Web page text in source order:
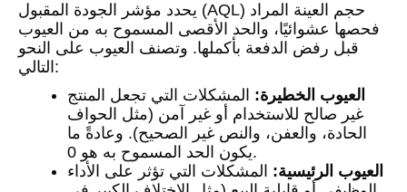
يحدد مؤشر الجودة المقبول (AQL) حجم العينة المراد
فحصها عشوائيًا، والحد الأقصى المسموح به من العيوب
قبل رفض الدفعة بأكملها. وتصنف العيوب على النحو
التالي:
العيوب الخطيرة: المشكلات التي تجعل المنتج
غير صالح للاستخدام أو غير آمن (مثل الحواف
الحادة، والعفن، والنص غير الصحيح). وعادةً ما
يكون الحد المسموح به هو 0.
العيوب الرئيسية: المشكلات التي تؤثر على الأداء